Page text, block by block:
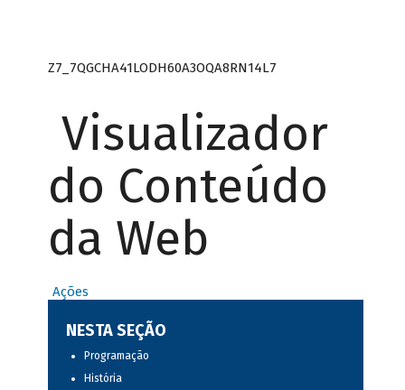
Z7_7QGCHA41LODH60A3OQA8RN14L7
Visualizador
do Conteúdo
da Web
Ações
NESTA SEÇÃO
Programação
História